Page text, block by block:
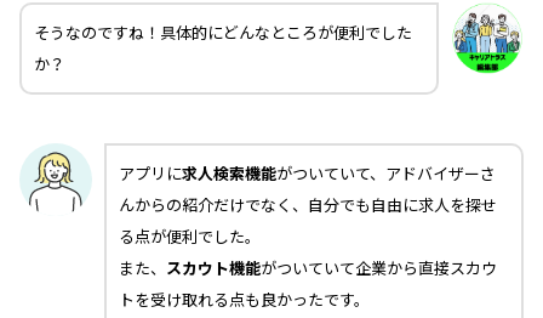
そうなのですね！具体的にどんなところが便利でした
か？
アプリに求人検索機能がついていて、アドバイザーさ
んからの紹介だけでなく、自分でも自由に求人を探せ
る点が便利でした。
また、 スカウト機能がついていて企業から直接スカウ
トを受け取れる点も良かったです。